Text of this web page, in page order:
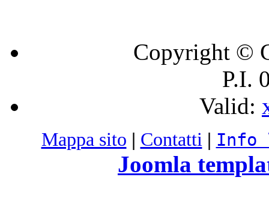
Copyright ©
P.I.
Valid:
Mappa sito | Contatti | Info
Joomla